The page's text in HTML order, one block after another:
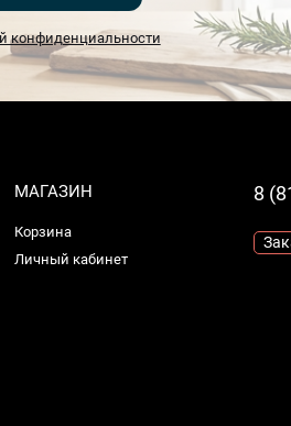
конфиденциальности
МАГАЗИН
Корзина
Личный кабинет
8